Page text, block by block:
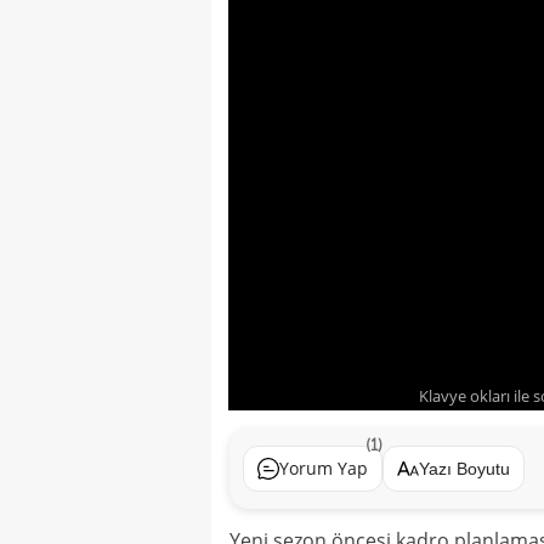
Klavye okları ile
Yorum Yap
(1)
Yazı Boyutu